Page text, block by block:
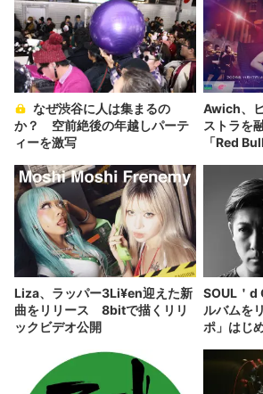
か？ 空前絶後の年越しパーテ
ィーを激写
Awich、
ストラを
「Red
Liza、ラッパー3Li¥en迎えた新
曲をリリース 8bitで描くリリ
ックビデオ公開
SOUL＇d
ルバムを
ポ」はじ